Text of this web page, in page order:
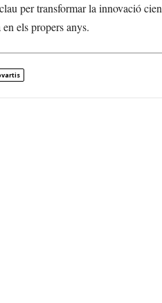
per transformar la innovació
els propers anys.